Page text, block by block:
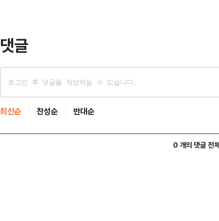
댓글
최신순 찬성순 반대순
0 개의 댓글 전